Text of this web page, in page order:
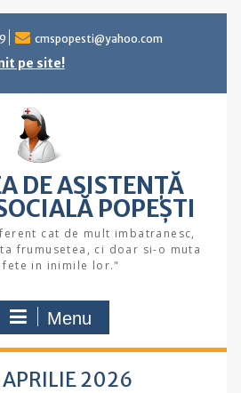
cmspopesti@yahoo.com
pe site!
DE ASISTENȚĂ
POPEŞTI
cat de mult imbatranesc,
frumusetea, ci doar si-o muta
fete in inimile lor."
Menu
2026